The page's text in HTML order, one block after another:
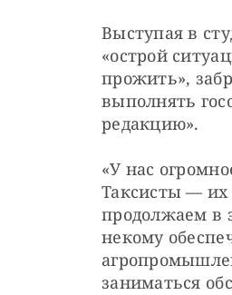
Выступая в
«острой
прожить»,
выполнять
редакцию».
«У нас
Таксисты —
продолжаем в
некому
заниматься